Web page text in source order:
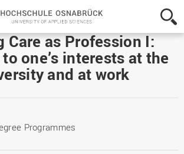
Hochschule
Osnabrück
-
University
of
Applied
Sciences
Care as Profession I:
one’s interests at the
and at work
Programmes